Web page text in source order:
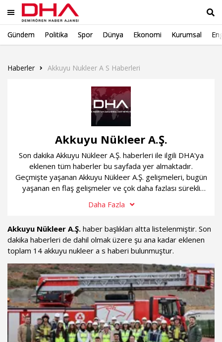
Gündem Politika Spor Dünya Ekonomi Kurumsal
Haberler Akkuyu Nukleer A S Haberleri
Akkuyu Nükleer A.Ş.
Son dakika Akkuyu Nükleer A.Ş. haberleri ile ilgili DHA'ya
eklenen tüm haberler bu sayfada yer almaktadır.
Geçmişte yaşanan Akkuyu Nükleer A.Ş. gelişmeleri, bugün
yaşanan en flaş gelişmeler ve çok daha fazlası sürekli
Daha Fazla
Akkuyu Nükleer A.Ş. haber başlıkları altta listelenmiştir. Son
dakika haberleri de dahil olmak üzere şu ana kadar eklenen
toplam 14 akkuyu nukleer a s haberi bulunmuştur.